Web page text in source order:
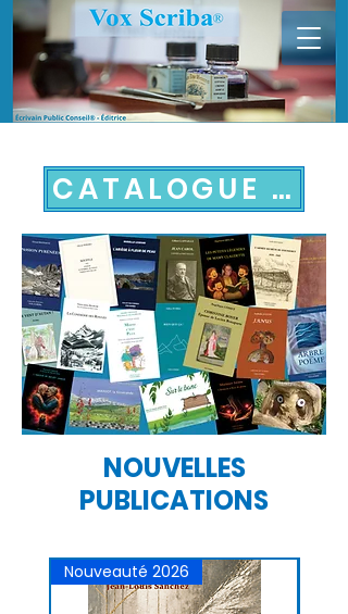
CATALOGUE
NOUVELLES
PUBLICATIONS
Nouveauté 2026